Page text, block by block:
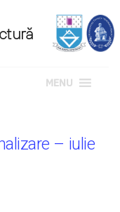
MENU
– iulie